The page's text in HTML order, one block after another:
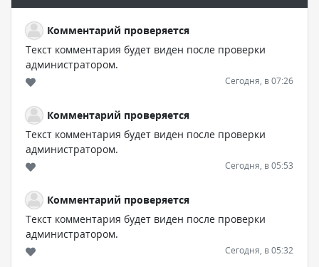
Комментарий проверяется
Текст комментария будет виден после проверки
администратором.
Сегодня, в 07:26
Комментарий проверяется
Текст комментария будет виден после проверки
администратором.
Сегодня, в 05:53
Комментарий проверяется
Текст комментария будет виден после проверки
администратором.
Сегодня, в 05:32